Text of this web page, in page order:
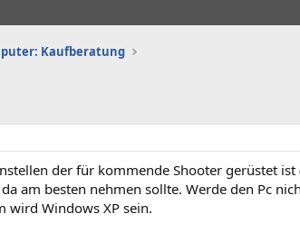
Kaufberatung
der für kommende Shooter gerüstet ist
am besten nehmen sollte. Werde den Pc
wird Windows XP sein.